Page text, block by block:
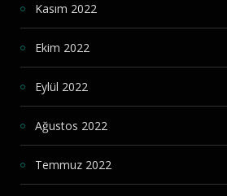
Kasım 2022
Ekim 2022
Eylül 2022
Ağustos 2022
Temmuz 2022